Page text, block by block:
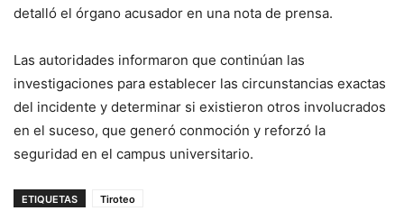
detalló el órgano acusador en una nota de prensa.
Las autoridades informaron que continúan las
investigaciones para establecer las circunstancias exactas
del incidente y determinar si existieron otros involucrados
en el suceso, que generó conmoción y reforzó la
seguridad en el campus universitario.
ETIQUETAS Tiroteo